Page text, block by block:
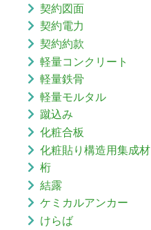
契約図面
契約電力
契約約款
軽量コンクリート
軽量鉄骨
軽量モルタル
蹴込み
化粧合板
化粧貼り構造用集成材
桁
結露
ケミカルアンカー
けらば